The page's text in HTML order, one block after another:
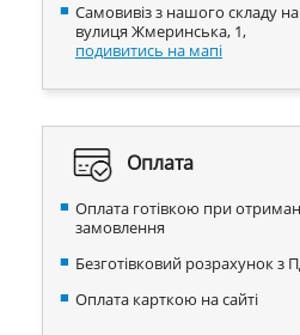
Самовивіз з нашого складу на
вулиця Жмеринська, 1,
подивитись на мапі
Оплата
Оплата готівкою при
замовлення
Безготівковий розрахунок з
Оплата карткою на сайті